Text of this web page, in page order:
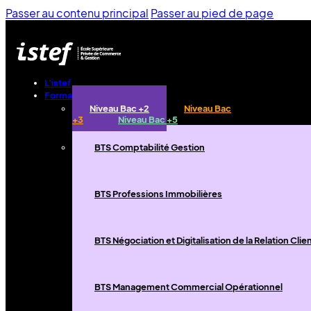
Passer au contenu principal Passer au pied de page
L'istef
Formations
Niveau Bac +2
Niveau Bac
+3
Niveau Bac +5
BTS Comptabilité Gestion
BTS Professions Immobilières
BTS Négociation et Digitalisation de la Relation
BTS Management Commercial Opérationnel